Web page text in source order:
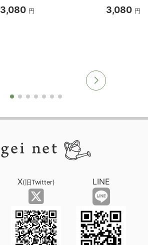
3,080 円 3,080 円
X(旧Twitter) LINE